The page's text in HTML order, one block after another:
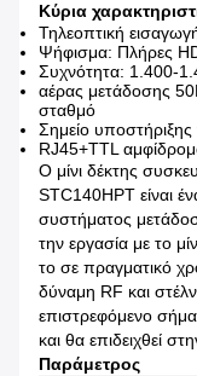
Κύρια
Τηλεοπτική
Ψήφισμα: Πλήρες
Συχνότητα: 1.400-
αέρας μετάδοσης
σταθμό
Σημείο υποστήριξης
RJ45+TTL
Ο μίνι δέκτης
STC140HPT είναι
συστήματος
την εργασία με το
το σε πραγματικό
δύναμη RF και
επιστρεφόμενο
και θα επιδειχθεί
Παράμετρος